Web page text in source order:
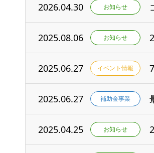
2026.04.30 お知らせ
2025.08.06 お知らせ
2025.06.27 イベント情報
2025.06.27 補助金事業
2025.04.25 お知らせ